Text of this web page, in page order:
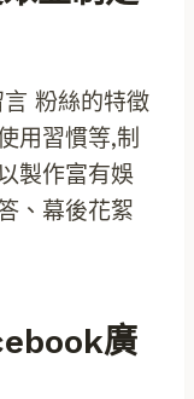
粉絲的特徵
用習慣等,制
製作富有娛
、幕後花絮
廣